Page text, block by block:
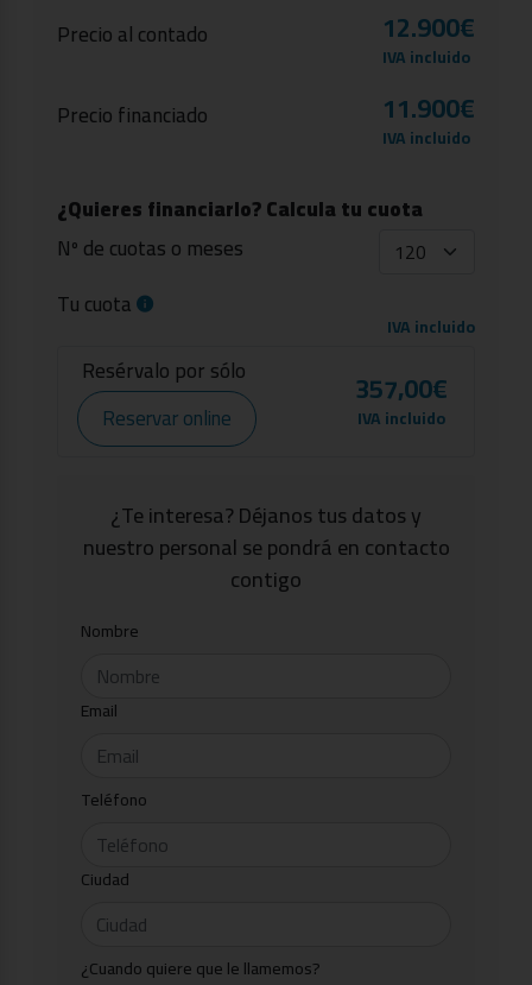
Precio al contado 12.900€
IVA incluido
Precio financiado 11.900€
IVA incluido
¿Quieres financiarlo? Calcula tu cuota
Nº de cuotas o meses
Tu cuota
IVA incluido
Resérvalo por sólo
Reservar online
357,00€
IVA incluido
¿Te interesa? Déjanos tus datos y
nuestro personal se pondrá en contacto
contigo
Nombre
Email
Teléfono
Ciudad
¿Cuando quiere que le llamemos?